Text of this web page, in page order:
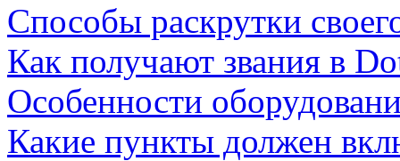
Способы раскрутки
Как получают звания в
Особенности
Какие пункты должен